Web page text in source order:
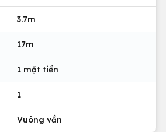
3.7m
17m
1 mặt tiền
1
Vuông vắn